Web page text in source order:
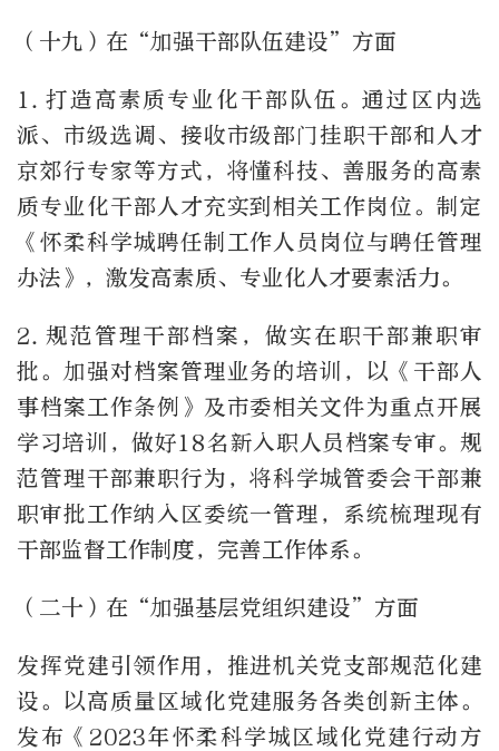
（十九）在“加强干部队伍建设”方面
1. 打造高素质专业化干部队伍。通过区内选
派、市级选调、接收市级部门挂职干部和人才
京郊行专家等方式，将懂科技、善服务的高素
质专业化干部人才充实到相关工作岗位。制定
《怀柔科学城聘任制工作人员岗位与聘任管理
办法》，激发高素质、专业化人才要素活力。
2. 规范管理干部档案，做实在职干部兼职审
批。加强对档案管理业务的培训，以《干部人
事档案工作条例》及市委相关文件为重点开展
学习培训，做好18名新入职人员档案专审。规
范管理干部兼职行为，将科学城管委会干部兼
职审批工作纳入区委统一管理，系统梳理现有
干部监督工作制度，完善工作体系。
（二十）在“加强基层党组织建设”方面
发挥党建引领作用，推进机关党支部规范化建
设。以高质量区域化党建服务各类创新主体。
发布《 2023年怀柔科学城区域化党建行动方